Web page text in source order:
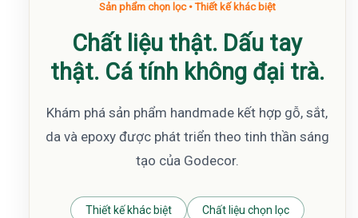
Sản phẩm chọn lọc • Thiết kế khác biệt
Chất liệu thật. Dấu tay
thật. Cá tính không đại trà.
Khám phá sản phẩm handmade kết hợp gỗ, sắt,
da và epoxy được phát triển theo tinh thần sáng
tạo của Godecor.
Thiết kế khác biệt Chất liệu chọn lọc